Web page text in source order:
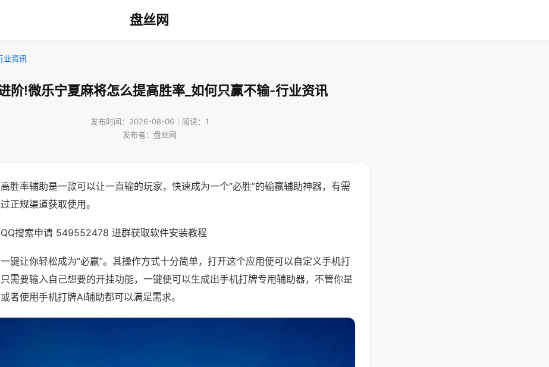
盘丝网
业资讯
阶!微乐宁夏麻将怎么提高胜率_如何只赢不输-行业资讯
发布时间：2026-08-06｜阅读：1
发布者：盘丝网
胜率辅助是一款可以让一直输的玩家，快速成为一个“必胜”的输赢辅助神器，有需
正规渠道获取使用。
搜索申请 549552478 进群获取软件安装教程
键让你轻松成为“必赢”。其操作方式十分简单，打开这个应用便可以自定义手机打
需要输入自己想要的开挂功能，一键便可以生成出手机打牌专用辅助器，不管你是
者使用手机打牌AI辅助都可以满足需求。